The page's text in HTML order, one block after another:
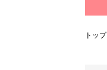
トップ